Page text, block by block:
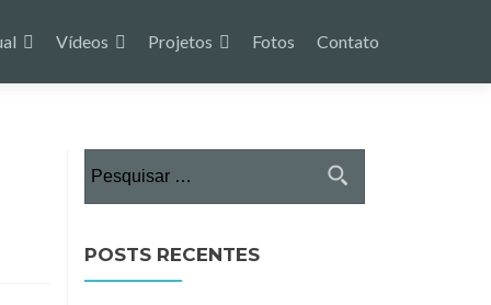
Vídeos Projetos Fotos Contato
por:
POSTS RECENTES